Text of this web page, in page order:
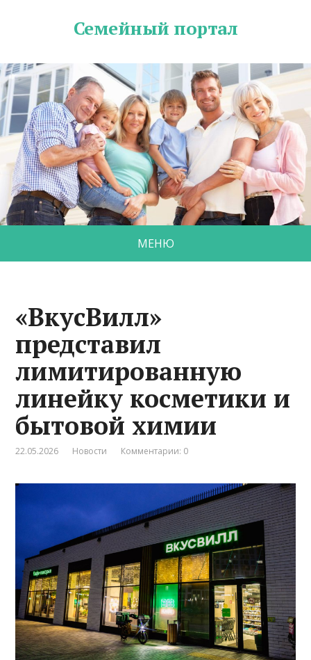
Семейный портал
МЕНЮ
«ВкусВилл»
представил
лимитированную
линейку косметики и
бытовой химии
22.05.2026 Новости Комментарии: 0